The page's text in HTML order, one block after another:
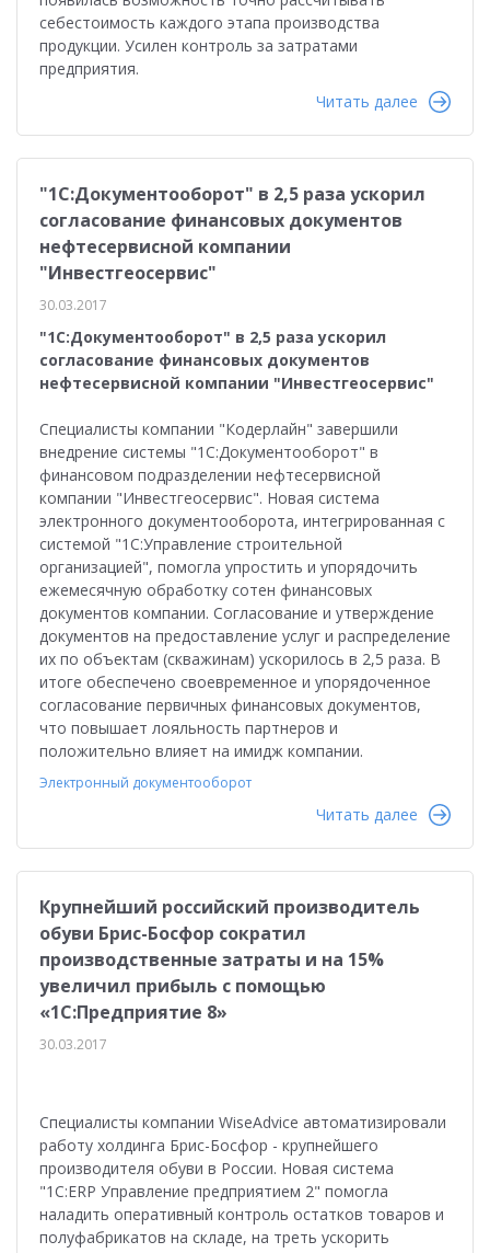
себестоимость каждого этапа производства
продукции. Усилен контроль за затратами
предприятия.
Читать далее
"1С:Документооборот" в 2,5 раза ускорил
согласование финансовых документов
нефтесервисной компании
"Инвестгеосервис"
30.03.2017
"1С:Документооборот" в 2,5 раза ускорил
согласование финансовых документов
нефтесервисной компании "Инвестгеосервис"
Специалисты компании "Кодерлайн" завершили
внедрение системы "1С:Документооборот" в
финансовом подразделении нефтесервисной
компании "Инвестгеосервис". Новая система
электронного документооборота, интегрированная с
системой "1С:Управление строительной
организацией", помогла упростить и упорядочить
ежемесячную обработку сотен финансовых
документов компании. Согласование и утверждение
документов на предоставление услуг и распределение
их по объектам (скважинам) ускорилось в 2,5 раза. В
итоге обеспечено своевременное и упорядоченное
согласование первичных финансовых документов,
что повышает лояльность партнеров и
положительно влияет на имидж компании.
Электронный документооборот
Читать далее
Крупнейший российский производитель
обуви Брис-Босфор сократил
производственные затраты и на 15%
увеличил прибыль с помощью
«1С:Предприятие 8»
30.03.2017
Специалисты компании WiseAdvice автоматизировали
работу холдинга Брис-Босфор - крупнейшего
производителя обуви в России. Новая система
"1С:ERP Управление предприятием 2" помогла
наладить оперативный контроль остатков товаров и
полуфабрикатов на складе, на треть ускорить